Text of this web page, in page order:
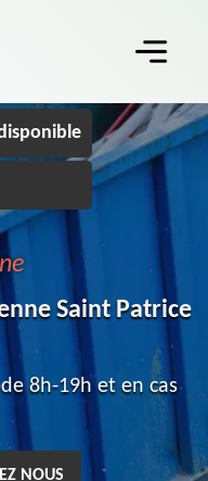
Saint Patrice
8h-19h et en cas
NOUS